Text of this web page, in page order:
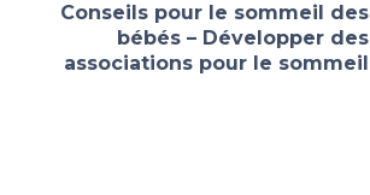
Conseils pour le sommeil des
bébés – Développer des
associations pour le sommeil